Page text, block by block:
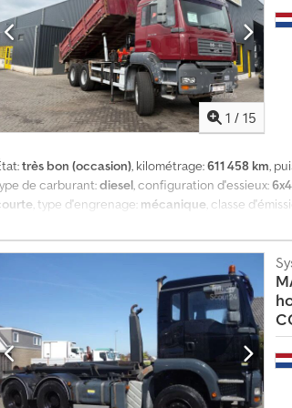
accessoires supplémentaires = - Hydraulique de
1 / 15
très bon (occasion), kilométrage:611 458 km,
de carburant:diesel, configuration d'essieux:6x4
, type d'engrenage: mécanique, classe
, Grue Nombre d'extensions
portes: 2 Cabine: simple Numéro
Configuration essieu Essieu avant: Direction Essieu
freins à disque; Suspension: suspension à lames
PALFINGER 15002, année de construction 2002,